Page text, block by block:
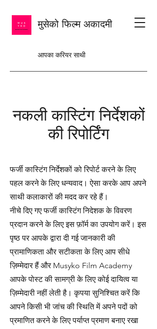
मुसेको फिल्म अकादमी
आपका करियर साथी
नकली कास्टिंग निर्देशकों
की रिपोर्टिंग
फर्जी कास्टिंग निर्देशकों को रिपोर्ट करने के लिए
पहल करने के लिए धन्यवाद। ऐसा करके आप अपने
साथी कलाकारों की मदद कर रहे हैं।
नीचे दिए गए फर्जी कास्टिंग निदेशक के विवरण
प्रदान करने के लिए इस फ़ॉर्म का उपयोग करें। इस
पृष्ठ पर आपके द्वारा दी गई जानकारी की
प्रामाणिकता और सटीकता के लिए आप सीधे
ज़िम्मेदार हैं और Musyko Film Academy
आपके पोस्ट की सामग्री के लिए कोई दायित्व या
ज़िम्मेदारी नहीं लेती है। कृपया सुनिश्चित करें कि
आपने किसी भी जांच की स्थिति में अपने पदों को
प्रमाणित करने के लिए पर्याप्त प्रमाण बनाए रखा